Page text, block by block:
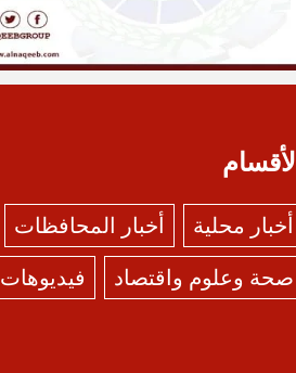
الأقسام
أخبار محلية أخبار المحافظات
صحة وعلوم واقتصاد
فيديوهات